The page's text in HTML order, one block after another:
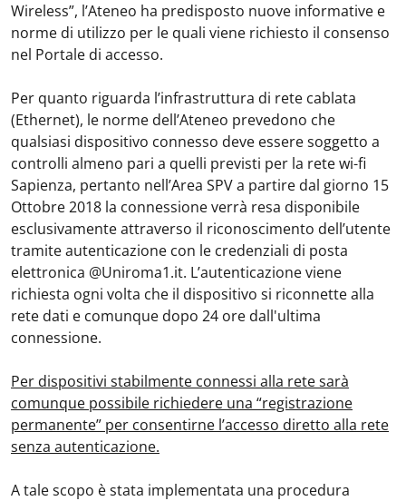
Wireless”, l’Ateneo ha predisposto nuove informative e
norme di utilizzo per le quali viene richiesto il consenso
nel Portale di accesso.
Per quanto riguarda l’infrastruttura di rete cablata
(Ethernet), le norme dell’Ateneo prevedono che
qualsiasi dispositivo connesso deve essere soggetto a
controlli almeno pari a quelli previsti per la rete wi-fi
Sapienza, pertanto nell’Area SPV a partire dal giorno 15
Ottobre 2018 la connessione verrà resa disponibile
esclusivamente attraverso il riconoscimento dell’utente
tramite autenticazione con le credenziali di posta
elettronica @Uniroma1.it. L’autenticazione viene
richiesta ogni volta che il dispositivo si riconnette alla
rete dati e comunque dopo 24 ore dall'ultima
connessione.
Per dispositivi stabilmente connessi alla rete sarà
comunque possibile richiedere una “registrazione
permanente” per consentirne l’accesso diretto alla rete
senza autenticazione.
A tale scopo è stata implementata una procedura